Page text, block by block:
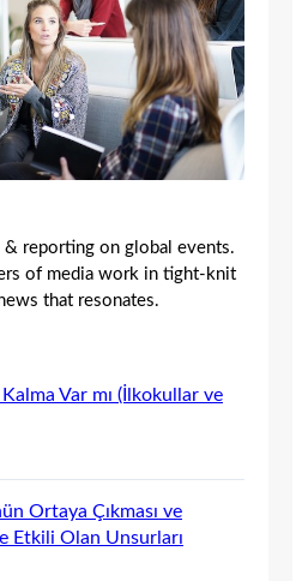
reporting on global events.
of media work in tight-knit
that resonates.
Kalma Var mı (İlkokullar ve
Ortaya Çıkması ve
Etkili Olan Unsurları